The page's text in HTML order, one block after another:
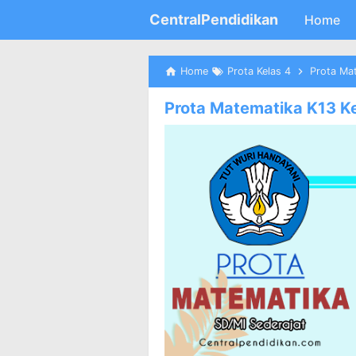
CentralPendidikan Home
Home Prota Kelas 4 Prota
Prota Matematika K13